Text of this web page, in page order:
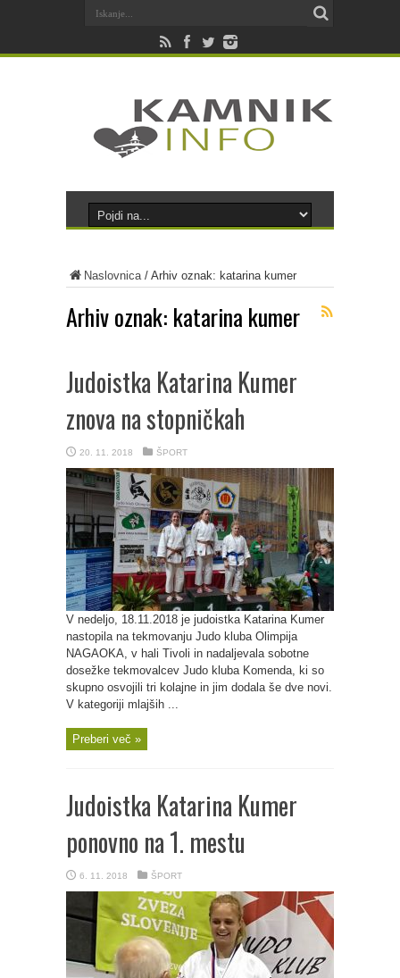
Naslovnica/ Arhiv oznak: katarina kumer
Arhiv oznak: katarina kumer
Judoistka Katarina Kumer
znova na stopničkah
20. 11. 2018 ŠPORT
V nedeljo, 18.11.2018 je judoistka Katarina Kumer
nastopila na tekmovanju Judo kluba Olimpija
NAGAOKA, v hali Tivoli in nadaljevala sobotne
dosežke tekmovalcev Judo kluba Komenda, ki so
skupno osvojili tri kolajne in jim dodala še dve novi.
V kategoriji mlajših ...
Preberi več »
Judoistka Katarina Kumer
ponovno na 1. mestu
6. 11. 2018 ŠPORT